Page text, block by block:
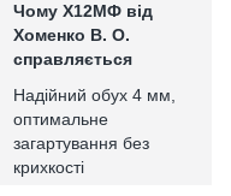
Чому Х12МФ від
Хоменко В. О.
справляється
Надійний обух 4 мм,
оптимальне
загартування без
крихкості